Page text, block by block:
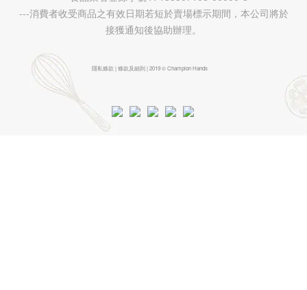
---消費者收受商品之有效日期若短於賣場標示期間，本公司將於
接獲通知後協助辦理。
隱私條款 | 條款及細則 | 2019 © Champion Hands